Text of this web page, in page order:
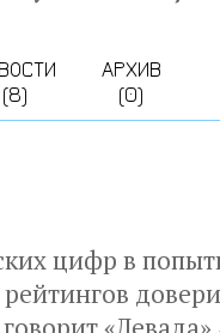
(8)
АРХИВ
(0)
цифр в